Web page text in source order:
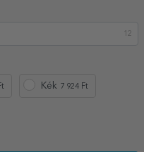
12
Kék 7 924 Ft